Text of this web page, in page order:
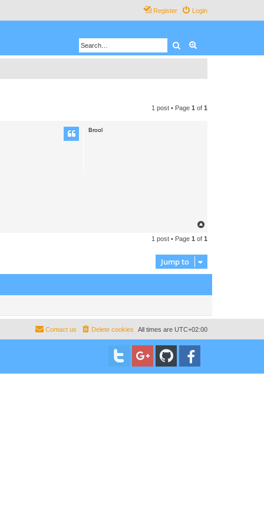
Login
Register
Search
1 post • Page 1 of 1
Brool
p
1 post • Page 1 of 1
Jump to
All times are UTC+02:00
Delete cookies
Contact us